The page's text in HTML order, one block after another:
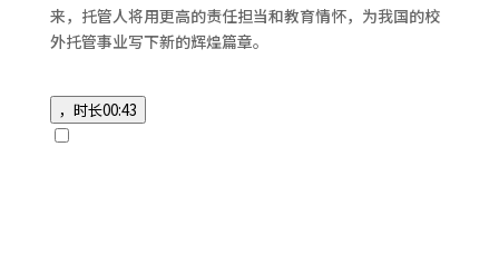
来，托管人将用更高的责任担当和教育情怀，为我国的校
外托管事业写下新的辉煌篇章。
，时长00:43